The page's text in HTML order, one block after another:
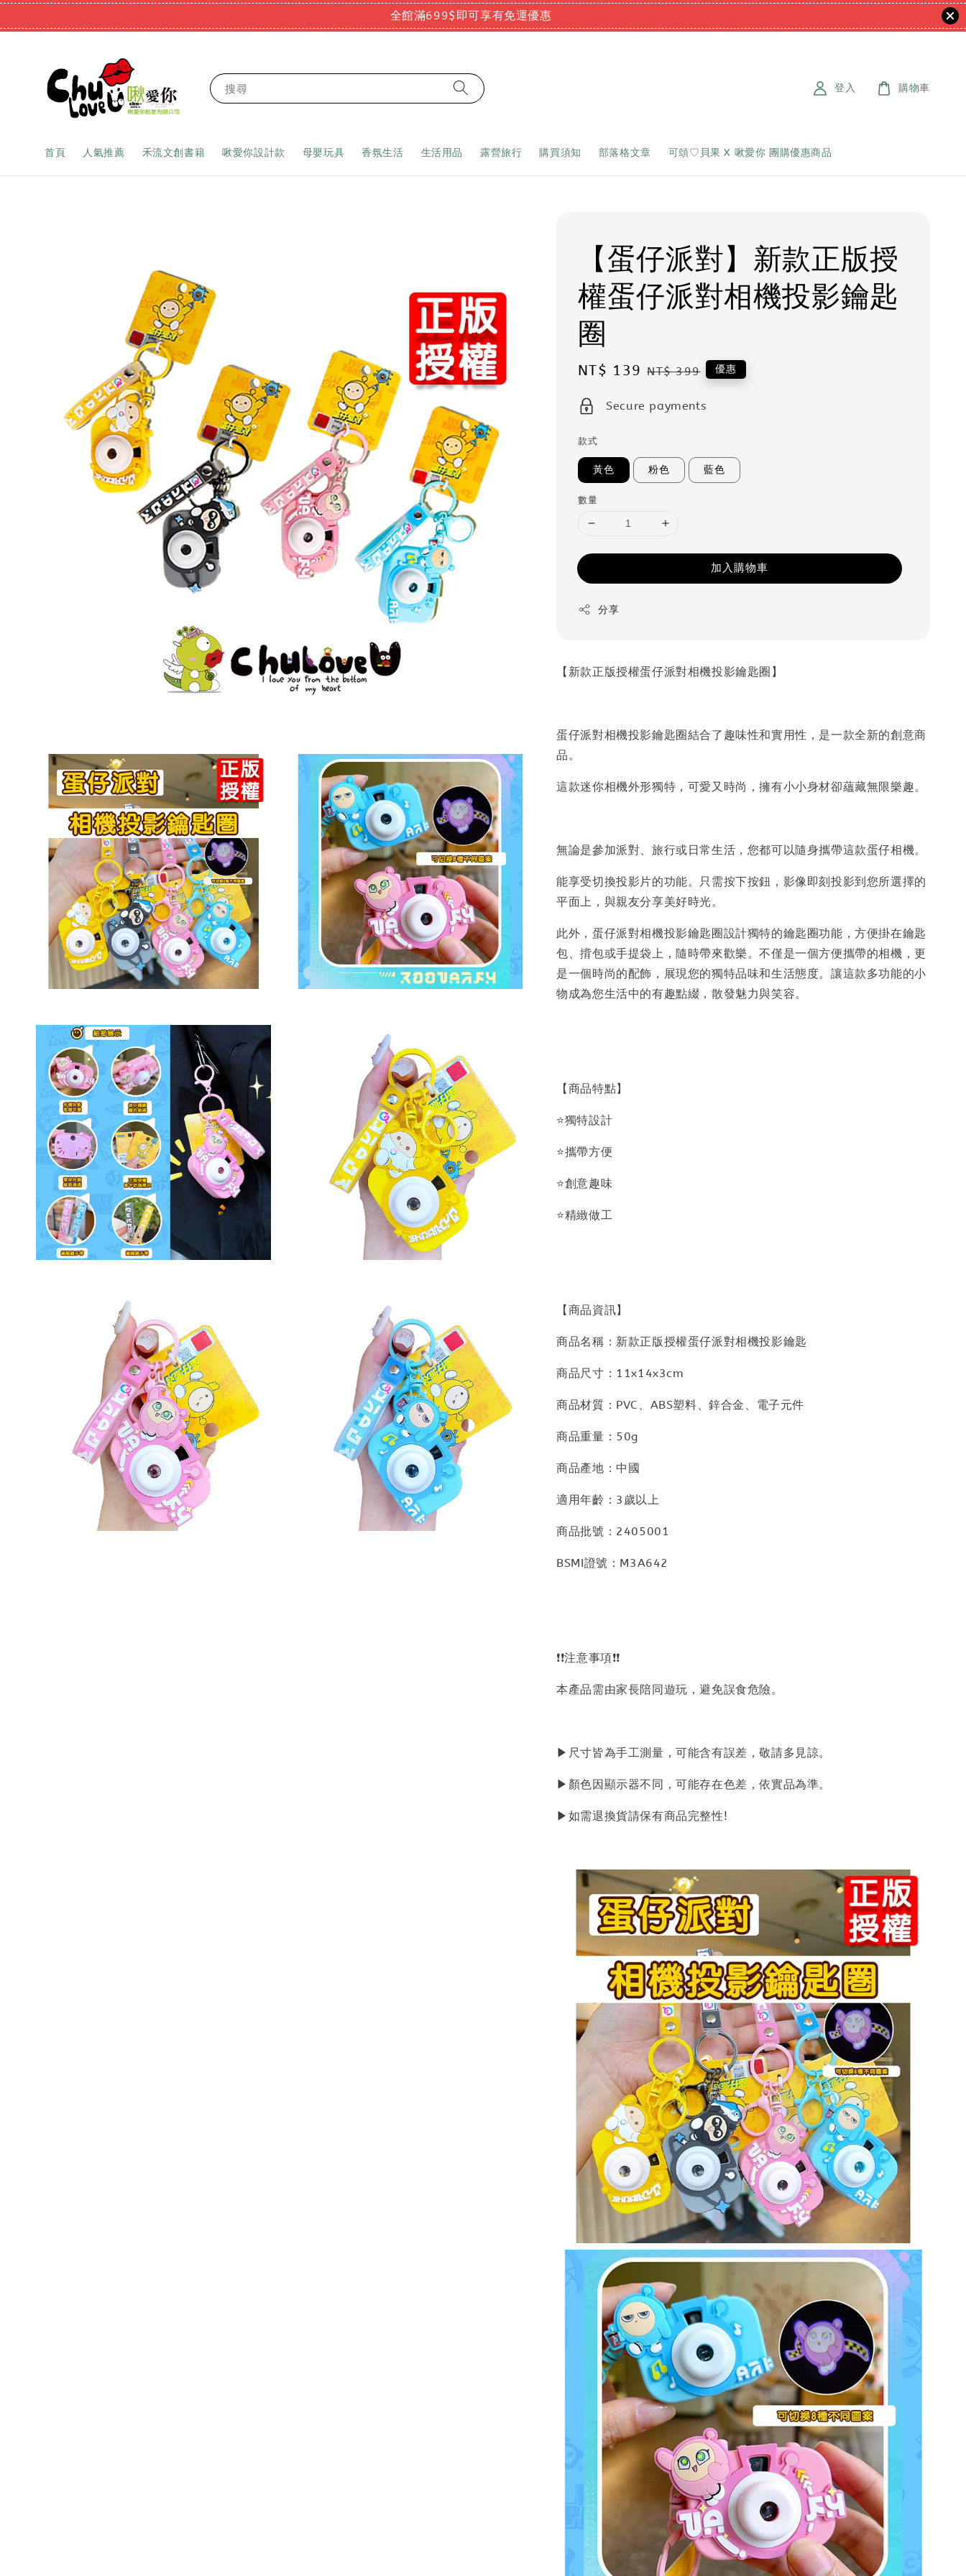
全館滿699$即可享有免運優惠
搜尋
首頁 人氣推薦 禾流文創書籍 啾愛你設計款 母嬰玩具 香氛生活 生活用品 露營旅行 購買須知 部落格文章 可頌♡貝果 X 啾愛你 團購優惠商品
登入 購物車
【蛋仔派對】新款正版授
權蛋仔派對相機投影鑰匙
圈
Sale
NT$ 139 Regular
NT$ 399 優惠
Secure payments
款式
黃色 粉色 藍色
數量
加入購物車
分享
【新款正版授權蛋仔派對相機投影鑰匙圈】
蛋仔派對相機投影鑰匙圈結合了趣味性和實用性，是一款全新的創意商
品。
這款迷你相機外形獨特，可愛又時尚，擁有小小身材卻蘊藏無限樂趣。
無論是參加派對、旅行或日常生活，您都可以隨身攜帶這款蛋仔相機。
能享受切換投影片的功能。只需按下按鈕，影像即刻投影到您所選擇的
平面上，與親友分享美好時光。
此外，蛋仔派對相機投影鑰匙圈設計獨特的鑰匙圈功能，方便掛在鑰匙
包、揹包或手提袋上，隨時帶來歡樂。不僅是一個方便攜帶的相機，更
是一個時尚的配飾，展現您的獨特品味和生活態度。讓這款多功能的小
物成為您生活中的有趣點綴，散發魅力與笑容。
【商品特點】
⭐獨特設計
⭐攜帶方便
⭐創意趣味
⭐精緻做工
【商品資訊】
商品名稱：新款正版授權蛋仔派對相機投影鑰匙
商品尺寸：11x14x3cm
商品材質：PVC、ABS塑料、鋅合金、電子元件
商品重量：50g
商品產地：中國
適用年齡：3歲以上
商品批號：2405001
BSMI證號：M3A642
❗❗注意事項❗❗
本產品需由家長陪同遊玩，避免誤食危險。
▶尺寸皆為手工測量，可能含有誤差，敬請多見諒。
▶顏色因顯示器不同，可能存在色差，依實品為準。
▶如需退換貨請保有商品完整性!